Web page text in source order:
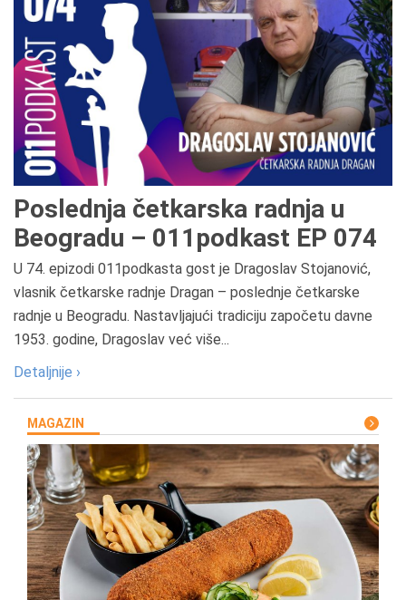
Poslednja četkarska radnja u
Beogradu – 011podkast EP 074
U 74. epizodi 011podkasta gost je Dragoslav Stojanović,
vlasnik četkarske radnje Dragan – poslednje četkarske
radnje u Beogradu. Nastavljajući tradiciju započetu davne
1953. godine, Dragoslav već više...
Detaljnije ›
MAGAZIN